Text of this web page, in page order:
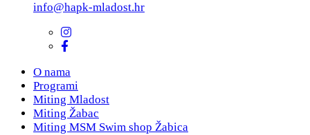
info@hapk-mladost.hr
O nama
Programi
Miting Mladost
Miting Žabac
Miting MSM Swim shop Žabica